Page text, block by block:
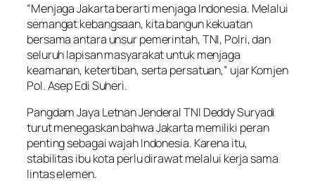
“Menjaga Jakarta berarti menjaga Indonesia. Melalui
semangat kebangsaan, kita bangun kekuatan
bersama antara unsur pemerintah, TNI, Polri, dan
seluruh lapisan masyarakat untuk menjaga
keamanan, ketertiban, serta persatuan,” ujar Komjen
Pol. Asep Edi Suheri.
Pangdam Jaya Letnan Jenderal TNI Deddy Suryadi
turut menegaskan bahwa Jakarta memiliki peran
penting sebagai wajah Indonesia. Karena itu,
stabilitas ibu kota perlu dirawat melalui kerja sama
lintas elemen.